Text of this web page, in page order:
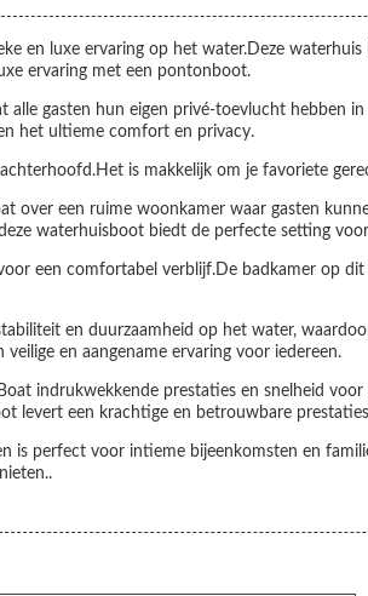
en luxe ervaring op het water.Deze
ervaring met een pontonboot.
alle gasten hun eigen privé-toevlucht hebben
het ultieme comfort en privacy.
is makkelijk om je favoriete
over een ruime woonkamer waar gasten
waterhuisboot biedt de perfecte setting
een comfortabel verblijf.De badkamer op
en duurzaamheid op het water,
en aangename ervaring voor iedereen.
indrukwekkende prestaties en snelheid
levert een krachtige en betrouwbare
is perfect voor intieme bijeenkomsten en